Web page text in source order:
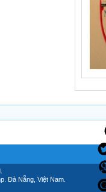
Đà Nẵng, Việt Nam.